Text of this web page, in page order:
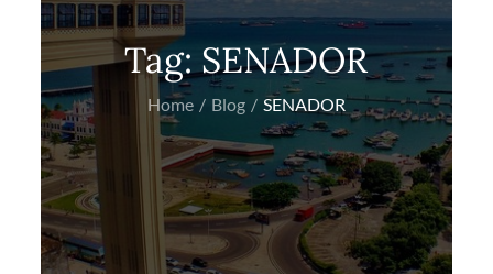
Tag:SENADOR
Home Blog SENADOR